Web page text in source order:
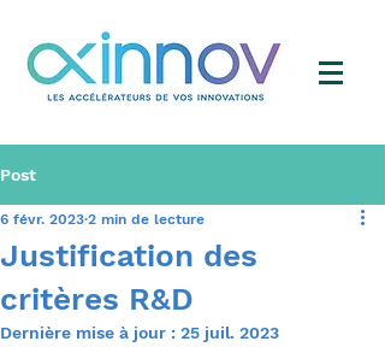
Post
Justification des
critères R&D
6 févr. 2023 2 min de lecture
Dernière mise à jour : 25 juil. 2023